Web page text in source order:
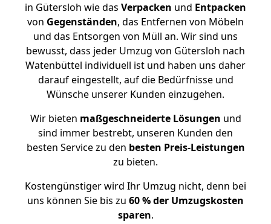
in Gütersloh wie das Verpacken und Entpacken
von Gegenständen, das Entfernen von Möbeln
und das Entsorgen von Müll an. Wir sind uns
bewusst, dass jeder Umzug von Gütersloh nach
Watenbüttel individuell ist und haben uns daher
darauf eingestellt, auf die Bedürfnisse und
Wünsche unserer Kunden einzugehen.
Wir bieten maßgeschneiderte Lösungen und
sind immer bestrebt, unseren Kunden den
besten Service zu den besten Preis-Leistungen
zu bieten.
Kostengünstiger wird Ihr Umzug nicht, denn bei
uns können Sie bis zu 60 % der Umzugskosten
sparen.